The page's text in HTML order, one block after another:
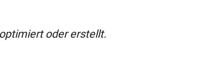
oder erstellt.